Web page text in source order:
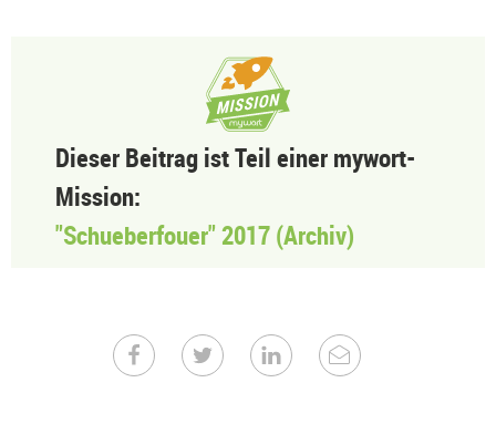
Dieser Beitrag ist Teil einer mywort-
Mission:
"Schueberfouer" 2017 (Archiv)